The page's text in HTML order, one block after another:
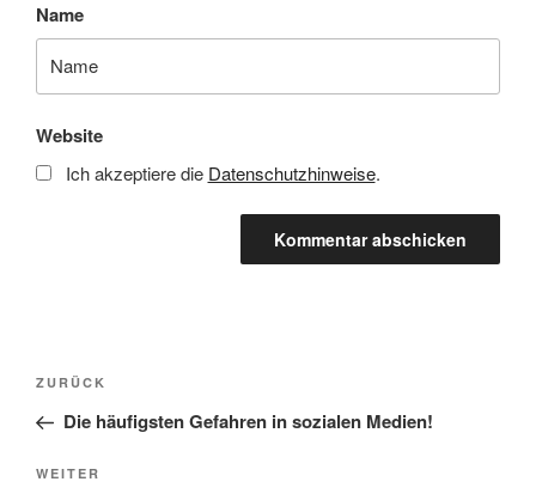
Name
Website
Ich akzeptiere die Datenschutzhinweise.
Beitragsnavigation
Vorheriger
Beitrag
ZURÜCK
Die häufigsten Gefahren in sozialen Medien!
Nächster
WEITER